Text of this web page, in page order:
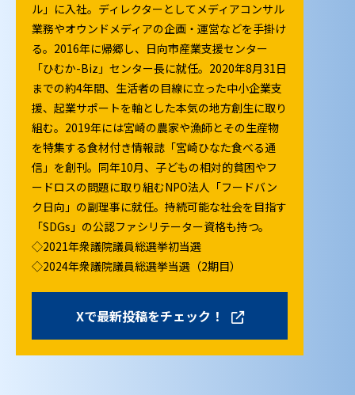
ル」に入社。ディレクターとしてメディアコンサル
業務やオウンドメディアの企画・運営などを手掛け
る。2016年に帰郷し、日向市産業支援センター
「ひむか-Biz」センター長に就任。2020年8月31日
までの約4年間、生活者の目線に立った中小企業支
援、起業サポートを軸とした本気の地方創生に取り
組む。2019年には宮崎の農家や漁師とその生産物
を特集する食材付き情報誌「宮崎ひなた食べる通
信」を創刊。同年10月、子どもの相対的貧困やフ
ードロスの問題に取り組むNPO法人「フードバン
ク日向」の副理事に就任。持続可能な社会を目指す
「SDGs」の公認ファシリテーター資格も持つ。
◇2021年衆議院議員総選挙初当選
◇2024年衆議院議員総選挙当選（2期目）
Xで最新投稿をチェック！